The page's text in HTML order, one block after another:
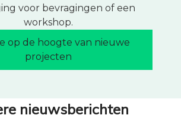
voor bevragingen of een
workshop.
op de hoogte van nieuwe
projecten
nieuwsberichten